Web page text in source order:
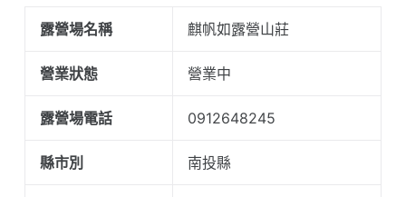
露營場名稱 麒帆如露營山莊
營業狀態 營業中
露營場電話 0912648245
縣市別 南投縣